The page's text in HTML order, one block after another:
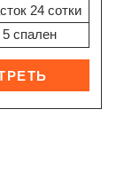
24 сотки
5 спален